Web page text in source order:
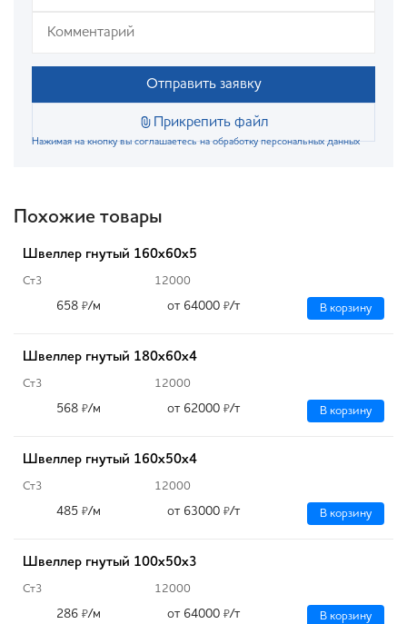
Отправить заявку
Прикрепить файл
Нажимая на кнопку вы соглашаетесь на обработку персональных данных
Похожие товары
Швеллер гнутый 160х60х5
Ст3 12000
658 ₽/м от 64000 ₽/т В корзину
Швеллер гнутый 180х60х4
Ст3 12000
568 ₽/м от 62000 ₽/т В корзину
Швеллер гнутый 160х50х4
Ст3 12000
485 ₽/м от 63000 ₽/т В корзину
Швеллер гнутый 100х50х3
Ст3 12000
286 ₽/м от 64000 ₽/т В корзину